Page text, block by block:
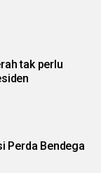
tak perlu
Perda Bendega